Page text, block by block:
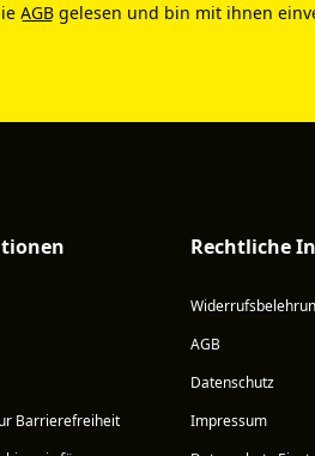
AGB gelesen und bin mit ihnen
Barrierefreiheit
Rechtliche
AGB
Datenschutz
Impressum